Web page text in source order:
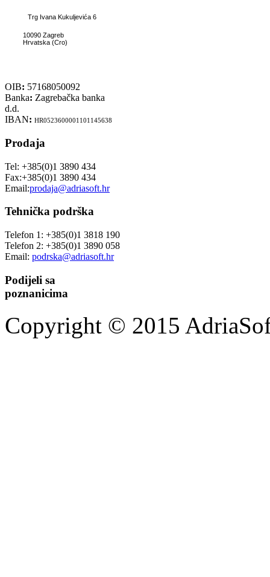
Trg Ivana Kukuljevića 6
10090 Zagreb
Hrvatska (Cro)
OIB: 57168050092
Banka: Zagrebačka banka
d.d.
IBAN: HR0523600001101145638
Prodaja
Tel: +385(0)1 3890 434
Fax:+385(0)1 3890 434
Email:prodaja@adriasoft.hr
Tehnička podrška
Telefon 1: +385(0)1 3818 190
Telefon 2: +385(0)1 3890 058
Email: podrska@adriasoft.hr
Podijeli sa
poznanicima
Copyright © 2015